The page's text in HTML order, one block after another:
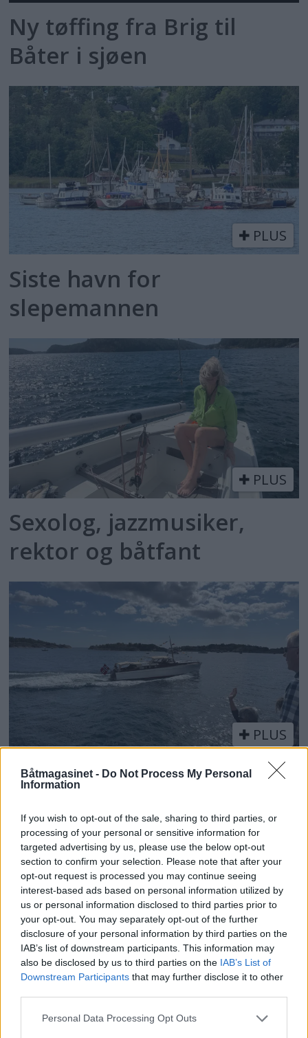
Båtmagasinet - Do Not Process My Personal
Information
If you wish to opt-out of the sale, sharing to third parties, or
processing of your personal or sensitive information for
targeted advertising by us, please use the below opt-out
section to confirm your selection. Please note that after your
opt-out request is processed you may continue seeing
interest-based ads based on personal information utilized by
us or personal information disclosed to third parties prior to
your opt-out. You may separately opt-out of the further
disclosure of your personal information by third parties on the
IAB’s list of downstream participants. This information may
also be disclosed by us to third parties on the IAB’s List of
Downstream Participants that may further disclose it to other
Personal Data Processing Opt Outs
Ny tøffing fra Brig til
Båter i sjøen
PLUS
Siste havn for
slepemannen
PLUS
Sexolog, jazzmusiker,
rektor og båtfant
PLUS
Motorbåtdefilering i Risør
PLUS
Satser på Sting, øker
salget